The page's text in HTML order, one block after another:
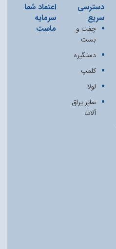
دسترسی
سریع
چفت و
بست
دستگیره
کلمپ
لولا
سایر یراق
آلات
اعتماد شما
سرمایه
ماست